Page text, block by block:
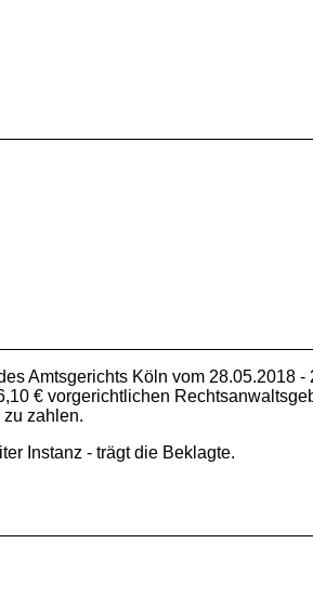
Amtsgerichts Köln vom 28.05.2018
€ vorgerichtlichen
zahlen.
Instanz - trägt die Beklagte.